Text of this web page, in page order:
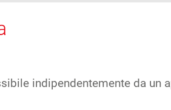
indipendentemente da un